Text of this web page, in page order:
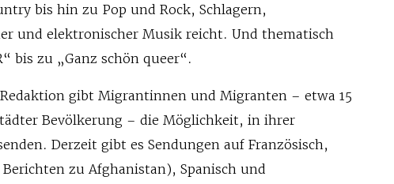
bis hin zu Pop und Rock, Schlagern,
und elektronischer Musik reicht. Und thematisch
bis zu „Ganz schön queer“.
gibt Migrantinnen und Migranten – etwa 15
Bevölkerung – die Möglichkeit, in ihrer
Derzeit gibt es Sendungen auf Französisch,
zu Afghanistan), Spanisch und